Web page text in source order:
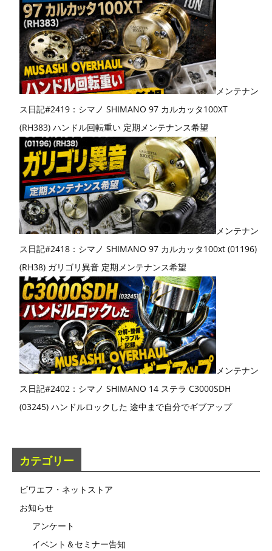
メンテナン
ス日記#2419：シマノ SHIMANO 97 カルカッタ100XT
(RH383) ハンドル回転重い 定期メンテナンス希望
メンテナン
ス日記#2418：シマノ SHIMANO 97 カルカッタ100xt (01196)
(RH38) ガリゴリ異音 定期メンテナンス希望
メンテナン
ス日記#2402：シマノ SHIMANO 14 ステラ C3000SDH
(03245) ハンドルロックした 途中まで自分でギブアップ
カテゴリー
ビワエフ・ネットストア
お知らせ
アンケート
イベント＆セミナー告知